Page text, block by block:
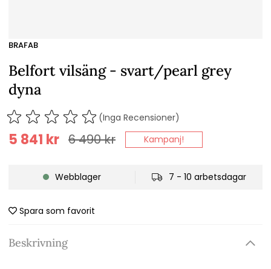
BRAFAB
Belfort vilsäng - svart/pearl grey
dyna
(Inga Recensioner)
6 490kr
5 841 kr Kampanj!
Webblager 7 - 10 arbetsdagar
Spara som favorit
Beskrivning